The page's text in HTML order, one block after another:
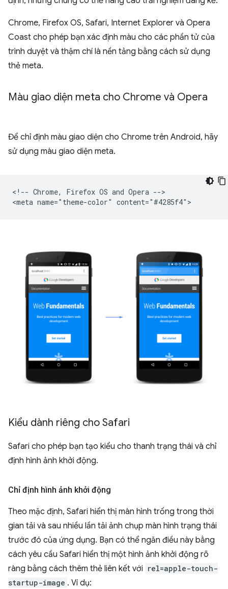
Chrome, Firefox OS, Safari, Internet Explorer và Opera
Coast cho phép bạn xác định màu cho các phần tử của
trình duyệt và thậm chí là nền tảng bằng cách sử dụng
thẻ meta.
Màu giao diện meta cho Chrome và Opera
Để chỉ định màu giao diện cho Chrome trên Android, hãy
sử dụng màu giao diện meta.
<!-- Chrome, Firefox OS and Opera -->
Kiểu dành riêng cho Safari
Safari cho phép bạn tạo kiểu cho thanh trạng thái và chỉ
định hình ảnh khởi động.
Chỉ định hình ảnh khởi động
Theo mặc định, Safari hiển thị màn hình trống trong thời
gian tải và sau nhiều lần tải ảnh chụp màn hình trạng thái
trước đó của ứng dụng. Bạn có thể ngăn điều này bằng
cách yêu cầu Safari hiển thị một hình ảnh khởi động rõ
ràng bằng cách thêm thẻ liên kết với rel=apple-touch-
startup-image . Ví dụ: